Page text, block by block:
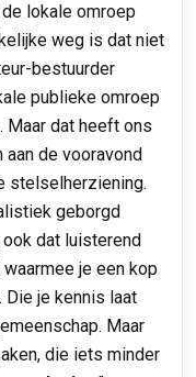
lokale omroep
weg is dat niet
bestuurder
publieke omroep
Maar dat heeft ons
aan de vooravond
stelselherziening.
geborgd
dat luisterend
je een kop
je kennis laat
Maar
die iets minder